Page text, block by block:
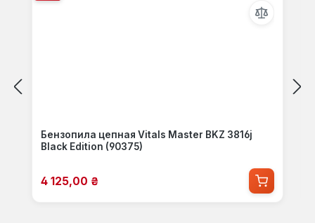
Бензопила цепная Vitals Master BKZ 3816j
Black Edition (90375)
Цена продажи:
4 125,00 ₴